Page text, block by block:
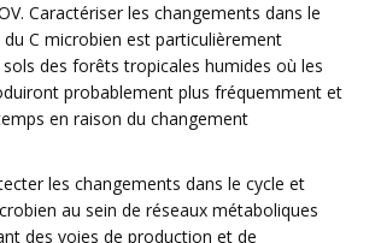
Caractériser les changements dans le
C microbien est particulièrement
des forêts tropicales humides où les
probablement plus fréquemment et
en raison du changement
les changements dans le cycle et
au sein de réseaux métaboliques
des voies de production et de